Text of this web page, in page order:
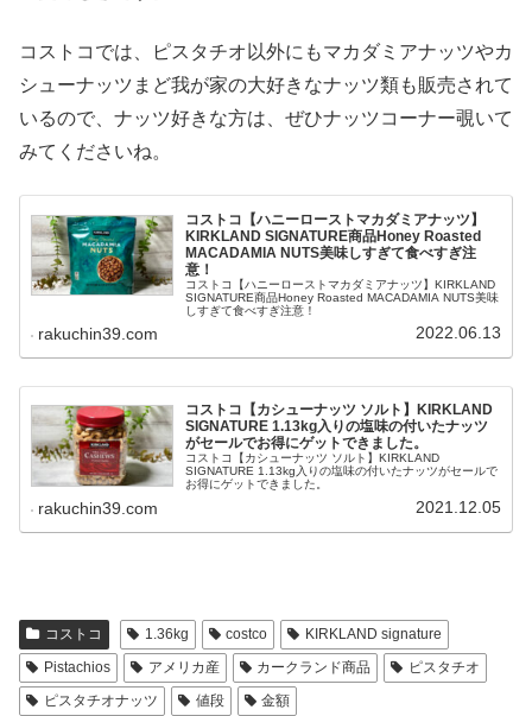
コストコでは、ピスタチオ以外にもマカダミアナッツやカ
シューナッツまど我が家の大好きなナッツ類も販売されて
いるので、ナッツ好きな方は、ぜひナッツコーナー覗いて
みてくださいね。
コストコ【ハニーローストマカダミアナッツ】
KIRKLAND SIGNATURE商品Honey Roasted
MACADAMIA NUTS美味しすぎて食べすぎ注
意！
コストコ【ハニーローストマカダミアナッツ】KIRKLAND
SIGNATURE商品Honey Roasted MACADAMIA NUTS美味
しすぎて食べすぎ注意！
rakuchin39.com 2022.06.13
コストコ【カシューナッツ ソルト】KIRKLAND
SIGNATURE 1.13kg入りの塩味の付いたナッツ
がセールでお得にゲットできました。
コストコ【カシューナッツ ソルト】KIRKLAND
SIGNATURE 1.13kg入りの塩味の付いたナッツがセールで
お得にゲットできました。
rakuchin39.com 2021.12.05
コストコ 1.36kg costco
KIRKLAND signature
Pistachios
アメリカ産 カークランド商品
ピスタチオ
ピスタチオナッツ
値段 金額